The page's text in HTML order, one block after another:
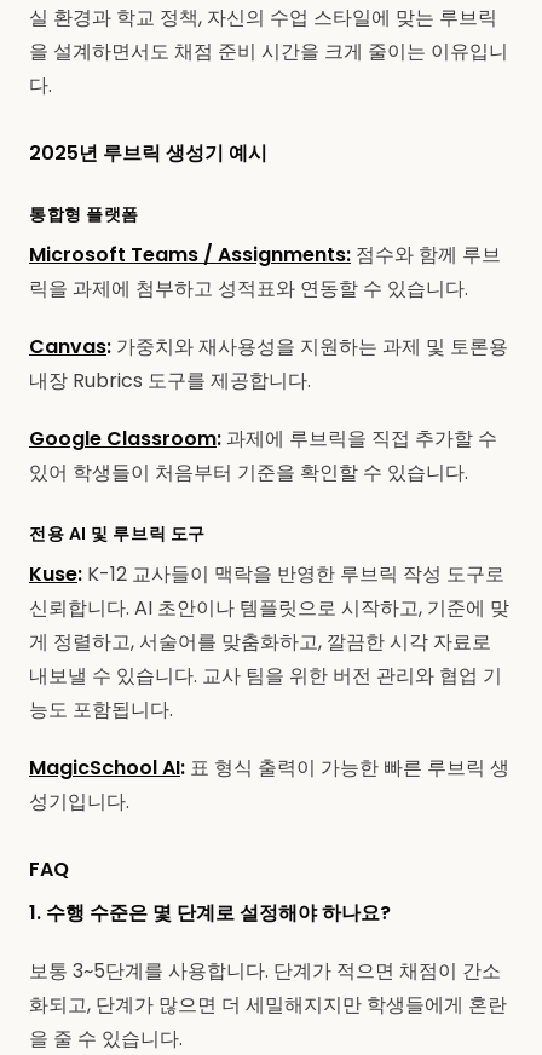
실 환경과 학교 정책, 자신의 수업 스타일에 맞는 루브릭
을 설계하면서도 채점 준비 시간을 크게 줄이는 이유입니
다.
2025년 루브릭 생성기 예시
통합형 플랫폼
Microsoft Teams / Assignments: 점수와 함께 루브
릭을 과제에 첨부하고 성적표와 연동할 수 있습니다.
Canvas: 가중치와 재사용성을 지원하는 과제 및 토론용
내장 Rubrics 도구를 제공합니다.
Google Classroom: 과제에 루브릭을 직접 추가할 수
있어 학생들이 처음부터 기준을 확인할 수 있습니다.
전용 AI 및 루브릭 도구
Kuse: K-12 교사들이 맥락을 반영한 루브릭 작성 도구로
신뢰합니다. AI 초안이나 템플릿으로 시작하고, 기준에 맞
게 정렬하고, 서술어를 맞춤화하고, 깔끔한 시각 자료로
내보낼 수 있습니다. 교사 팀을 위한 버전 관리와 협업 기
능도 포함됩니다.
MagicSchool AI: 표 형식 출력이 가능한 빠른 루브릭 생
성기입니다.
FAQ
1. 수행 수준은 몇 단계로 설정해야 하나요?
보통 3~5단계를 사용합니다. 단계가 적으면 채점이 간소
화되고, 단계가 많으면 더 세밀해지지만 학생들에게 혼란
을 줄 수 있습니다.